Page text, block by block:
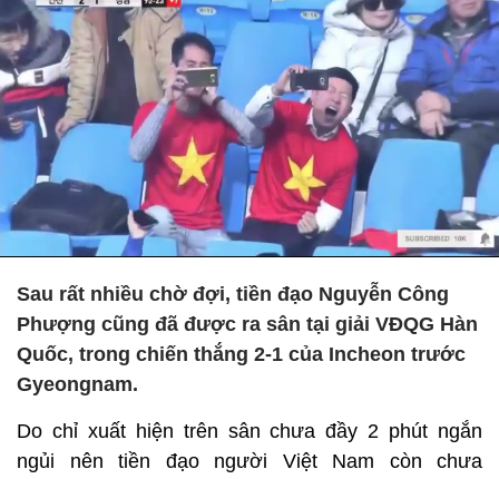
Sau rất nhiều chờ đợi, tiền đạo Nguyễn Công
Phượng cũng đã được ra sân tại giải VĐQG Hàn
Quốc, trong chiến thắng 2-1 của Incheon trước
Gyeongnam.
Do chỉ xuất hiện trên sân chưa đầy 2 phút ngắn
ngủi nên tiền đạo người Việt Nam còn chưa